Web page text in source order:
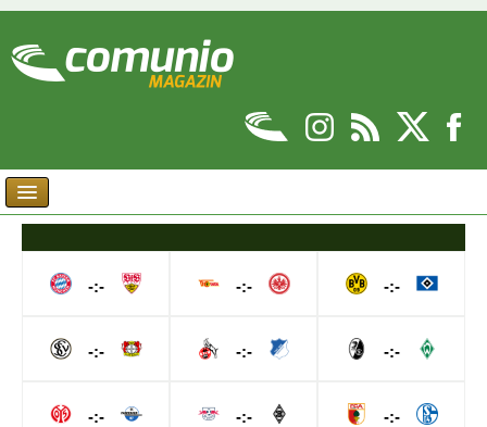
-:-
-:-
-:-
-:-
-:-
-:-
-:-
-:-
-:-